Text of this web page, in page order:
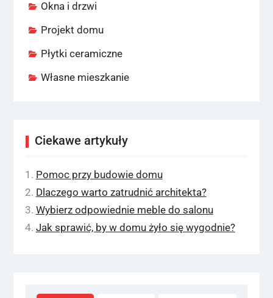
Okna i drzwi
Projekt domu
Płytki ceramiczne
Własne mieszkanie
Ciekawe artykuły
Pomoc przy budowie domu
Dlaczego warto zatrudnić architekta?
Wybierz odpowiednie meble do salonu
Jak sprawić, by w domu żyło się wygodnie?